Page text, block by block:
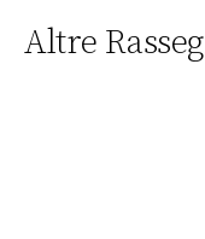
Altre